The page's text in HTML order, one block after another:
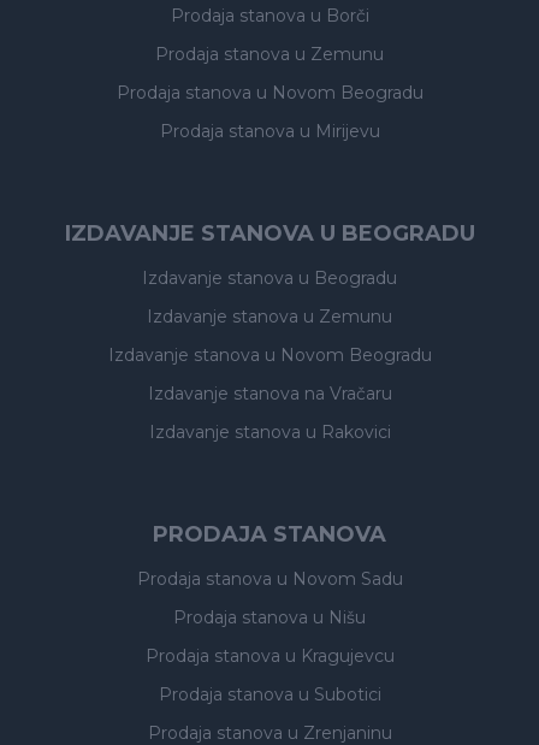
Prodaja stanova u Borči
Prodaja stanova u Zemunu
Prodaja stanova u Novom Beogradu
Prodaja stanova u Mirijevu
IZDAVANJE STANOVA U BEOGRADU
Izdavanje stanova u Beogradu
Izdavanje stanova u Zemunu
Izdavanje stanova u Novom Beogradu
Izdavanje stanova na Vračaru
Izdavanje stanova u Rakovici
PRODAJA STANOVA
Prodaja stanova u Novom Sadu
Prodaja stanova u Nišu
Prodaja stanova u Kragujevcu
Prodaja stanova u Subotici
Prodaja stanova u Zrenjaninu